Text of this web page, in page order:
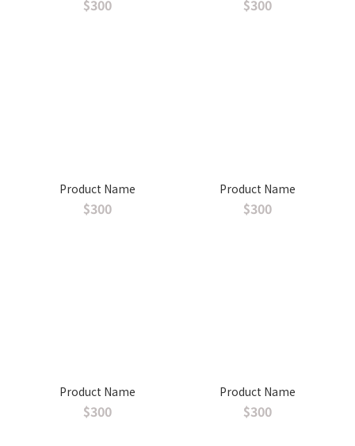
$300 $300
Product Name
$300
Product Name
$300
Product Name
$300
Product Name
$300